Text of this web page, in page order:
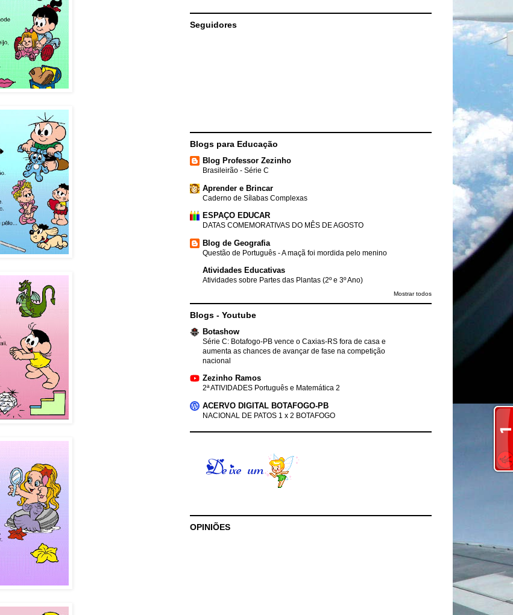
Seguidores
Blogs para Educação
Blog Professor Zezinho
Brasileirão - Série C
Aprender e Brincar
Caderno de Sílabas Complexas
ESPAÇO EDUCAR
DATAS COMEMORATIVAS DO MÊS DE AGOSTO
Blog de Geografia
Questão de Português - A maçã foi mordida pelo menino
Atividades Educativas
Atividades sobre Partes das Plantas (2º e 3º Ano)
Mostrar todos
Blogs - Youtube
Botashow
Série C: Botafogo-PB vence o Caxias-RS fora de casa e
aumenta as chances de avançar de fase na competição
nacional
Zezinho Ramos
2ª ATIVIDADES Português e Matemática 2
ACERVO DIGITAL BOTAFOGO-PB
NACIONAL DE PATOS 1 x 2 BOTAFOGO
OPINIÕES